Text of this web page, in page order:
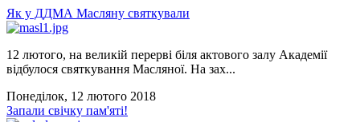
Як у ДДМА Масляну святкували
12 лютого, на великій перерві біля актового залу Академії
відбулося святкування Масляної. На зах...
Понеділок, 12 лютого 2018
Запали свічку пам'яті!